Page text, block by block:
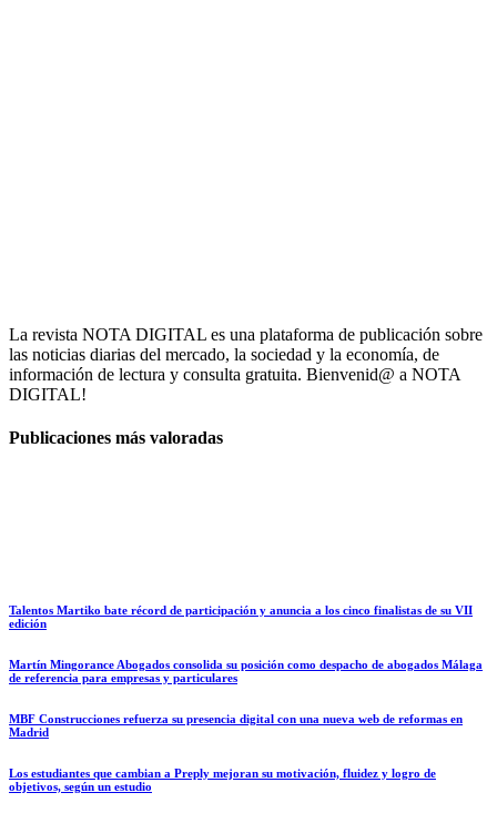
La revista NOTA DIGITAL es una plataforma de publicación sobre
las noticias diarias del mercado, la sociedad y la economía, de
información de lectura y consulta gratuita. Bienvenid@ a NOTA
DIGITAL!
Publicaciones más valoradas
Talentos Martiko bate récord de participación y anuncia a los cinco finalistas de su VII
edición
Martín Mingorance Abogados consolida su posición como despacho de abogados Málaga
de referencia para empresas y particulares
MBF Construcciones refuerza su presencia digital con una nueva web de reformas en
Madrid
Los estudiantes que cambian a Preply mejoran su motivación, fluidez y logro de
objetivos, según un estudio